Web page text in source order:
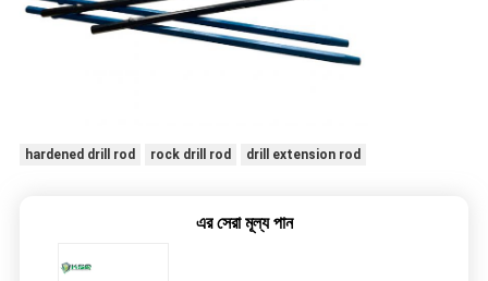
hardened drill rod rock drill rod drill extension rod
এর সেরা মূল্য পান